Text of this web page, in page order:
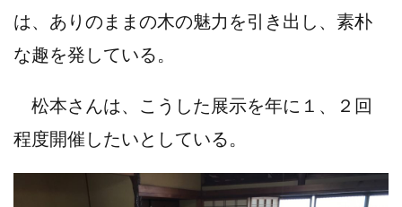
は、ありのままの木の魅力を引き出し、素朴
な趣を発している。
松本さんは、こうした展示を年に１、２回
程度開催したいとしている。